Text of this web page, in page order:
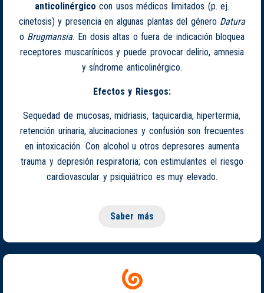
anticolinérgico con usos médicos limitados (p. ej.
cinetosis) y presencia en algunas plantas del género Datura
o Brugmansia. En dosis altas o fuera de indicación bloquea
receptores muscarínicos y puede provocar delirio, amnesia
y síndrome anticolinérgico.
Efectos y Riesgos:
Sequedad de mucosas, midriasis, taquicardia, hipertermia,
retención urinaria, alucinaciones y confusión son frecuentes
en intoxicación. Con alcohol u otros depresores aumenta
trauma y depresión respiratoria; con estimulantes el riesgo
cardiovascular y psiquiátrico es muy elevado.
Saber más